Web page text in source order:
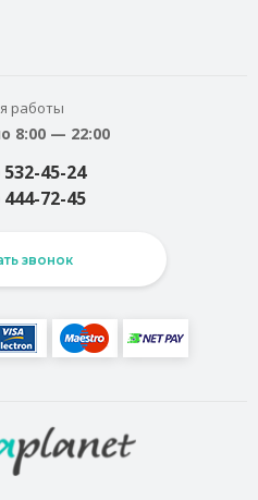
работы
8:00 — 22:00
45-24
72-45
звонок